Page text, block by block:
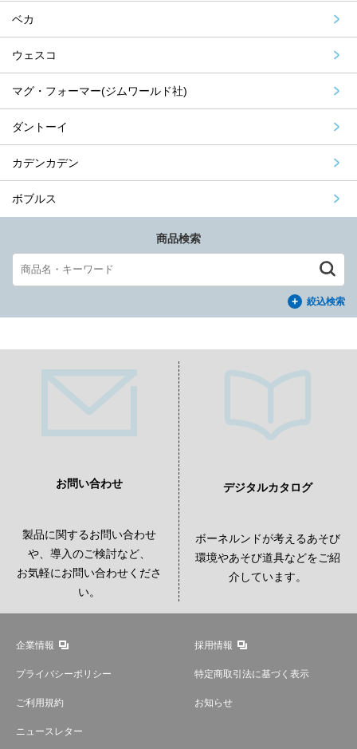
ベカ
ウェスコ
マグ・フォーマー(ジムワールド社)
ダントーイ
カデンカデン
ボブルス
商品検索
絞込検索
お問い合わせ
製品に関するお問い合わせ
や、導入のご検討など、
お気軽にお問い合わせくださ
い。
デジタルカタログ
ボーネルンドが考えるあそび
環境やあそび道具などをご紹
介しています。
企業情報 採用情報
プライバシーポリシー 特定商取引法に基づく表示
ご利用規約 お知らせ
ニュースレター